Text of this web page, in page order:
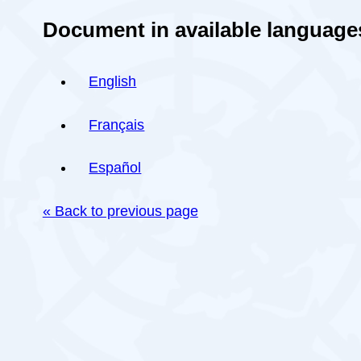
Document in available
English
Français
Español
« Back to previous page